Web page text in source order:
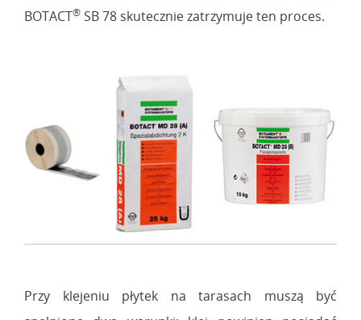
BOTACT® SB 78 skutecznie zatrzymuje ten proces.
Przy klejeniu płytek na tarasach muszą być